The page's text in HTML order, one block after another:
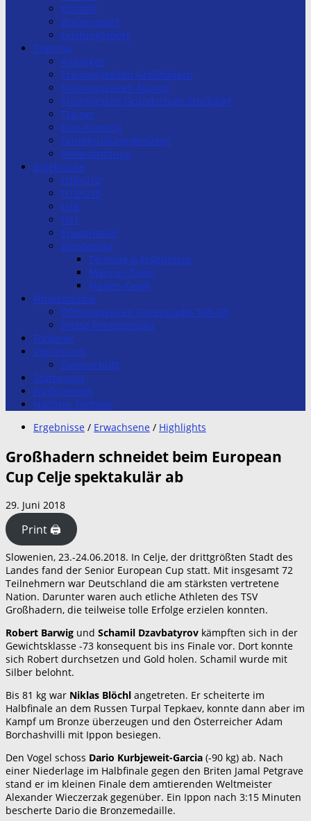
Kontakt
Breitensport
Leistungssport
Training
Anfänger
Trainingszeiten Großhadern
Trainingszeiten Aubing
Trainingszeit Grundschule Stockdorf
Trainer
Dan-Training
Gürtelprüfungskonzept
Hallenordnung
Ergebnisse
U10/U12
U13/U15
U18
U21
Erwachsene
Bundesliga
Termine & Ergebnisse
Männer-Team
Frauen-Team
Fitnessstudio
Öffnungszeiten Fitnesstudio Top-Fit
Preise Fitnessstudio
Förderer
Impressum
Datenschutz
Stützpunkt
Förderverein
Nächste Termine
Ergebnisse / Erwachsene / Highlights
Großhadern schneidet beim European
Cup Celje spektakulär ab
29. Juni 2018
Print 🖨
Slowenien, 23.-24.06.2018. In Celje, der drittgrößten Stadt des
Landes fand der Senior European Cup statt. Mit insgesamt 72
Teilnehmern war Deutschland die am stärksten vertretene
Nation. Darunter waren auch etliche Athleten des TSV
Großhadern, die teilweise tolle Erfolge erzielen konnten.
Robert Barwig und Schamil Dzavbatyrov kämpften sich in der
Gewichtsklasse -73 konsequent bis ins Finale vor. Dort konnte
sich Robert durchsetzen und Gold holen. Schamil wurde mit
Silber belohnt.
Bis 81 kg war Niklas Blöchl angetreten. Er scheiterte im
Halbfinale an dem Russen Turpal Tepkaev, konnte dann aber im
Kampf um Bronze überzeugen und den Österreicher Adam
Borchashvilli mit Ippon besiegen.
Den Vogel schoss Dario Kurbjeweit-Garcia (-90 kg) ab. Nach
einer Niederlage im Halbfinale gegen den Briten Jamal Petgrave
stand er im kleinen Finale dem amtierenden Weltmeister
Alexander Wieczerzak gegenüber. Ein Ippon nach 3:15 Minuten
bescherte Dario die Bronzemedaille.